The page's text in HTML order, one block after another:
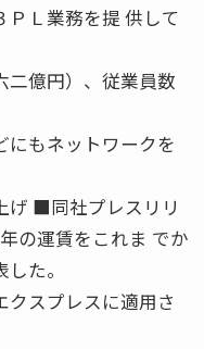
Ｌ業務を提 供して
二億円）、従業員数
にもネットワークを
げ ■同社プレスリリ
運賃をこれま でか
た。
クスプレスに適用さ